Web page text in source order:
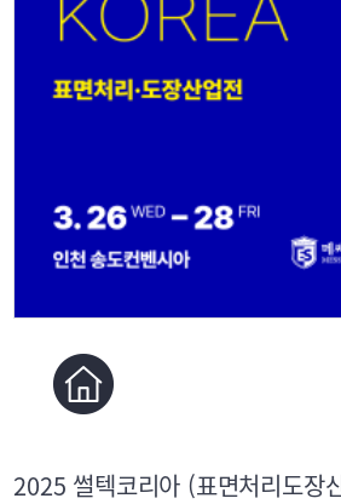
2025 썰텍코리아 (표면처리도장